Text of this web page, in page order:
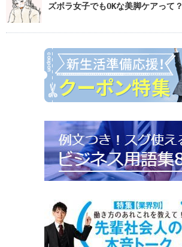
ズボラ女子でもOKな美脚ケアって？